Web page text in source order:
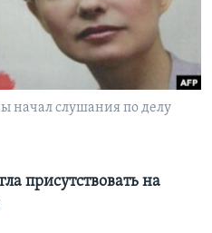
начал слушания по делу
присутствовать на